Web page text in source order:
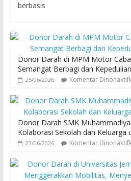
berbasis
Donor Darah di MPM Motor
Semangat Berbagi dan
25/06/2026 Komentar
Donor Darah SMK
Kolaborasi Sekolah dan Keluarga
23/06/2026 Komentar